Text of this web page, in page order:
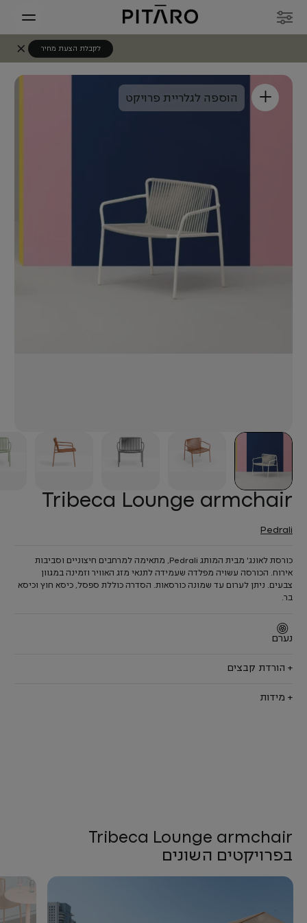
לקבלת הצעת מחיר
+ הוספה לגלריית פרויקט
Tribeca Lounge armchair
Pedrali
כורסת לאונג' מבית המותג Pedrali, מתאימה למרחבים חיצוניים וסביבות
אירוח. הכורסה עשויה מפלדה שעמידה לתנאי מזג האוויר וזמינה במגוון
צבעים. ניתן לערום עד שמונה כורסאות. הסדרה כוללת ספסל, כיסא חוץ וכיסא
בר.
נערם
+ הורדת קבצים
+ מידות
Tribeca Lounge armchair
בפרויקטים השונים